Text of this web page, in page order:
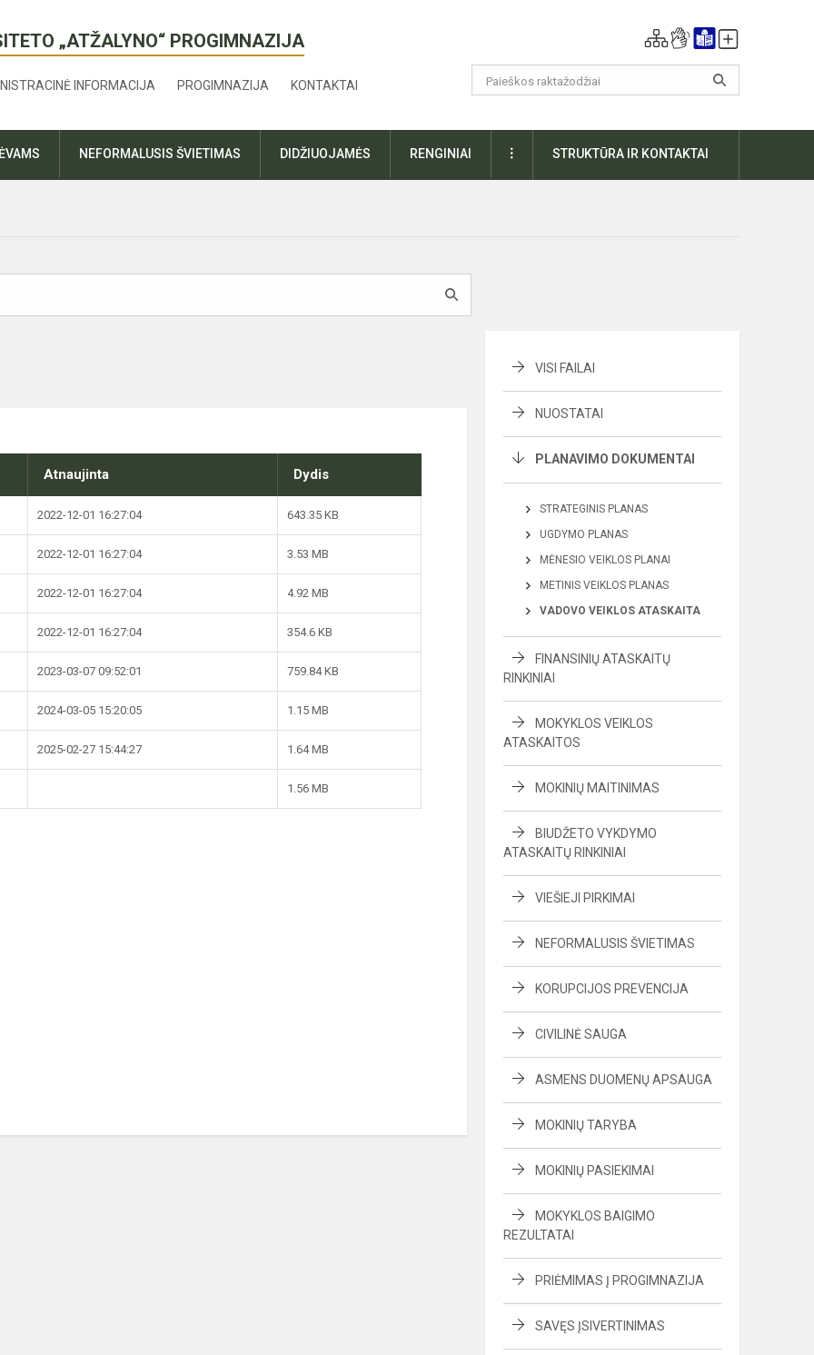
„ATŽALYNO“ PROGIMNAZIJA
INFORMACIJA PROGIMNAZIJA KONTAKTAI
NEFORMALUSIS ŠVIETIMAS DIDŽIUOJAMĖS RENGINIAI DAUGIAUSTRUKTŪRA IR KONTAKTAI
Atnaujinta Dydis
2022-12-01 16:27:04 643.35 KB
2022-12-01 16:27:04 3.53 MB
2022-12-01 16:27:04 4.92 MB
2022-12-01 16:27:04 354.6 KB
2023-03-07 09:52:01 759.84 KB
2024-03-05 15:20:05 1.15 MB
2025-02-27 15:44:27 1.64 MB
1.56 MB
VISI FAILAI
NUOSTATAI
PLANAVIMO DOKUMENTAI
STRATEGINIS PLANAS
UGDYMO PLANAS
MĖNESIO VEIKLOS PLANAI
METINIS VEIKLOS PLANAS
VADOVO VEIKLOS ATASKAITA
FINANSINIŲ ATASKAITŲ
RINKINIAI
MOKYKLOS VEIKLOS
ATASKAITOS
MOKINIŲ MAITINIMAS
BIUDŽETO VYKDYMO
ATASKAITŲ RINKINIAI
VIEŠIEJI PIRKIMAI
NEFORMALUSIS ŠVIETIMAS
KORUPCIJOS PREVENCIJA
CIVILINĖ SAUGA
ASMENS DUOMENŲ APSAUGA
MOKINIŲ TARYBA
MOKINIŲ PASIEKIMAI
MOKYKLOS BAIGIMO
REZULTATAI
PRIĖMIMAS Į PROGIMNAZIJA
SAVĘS ĮSIVERTINIMAS